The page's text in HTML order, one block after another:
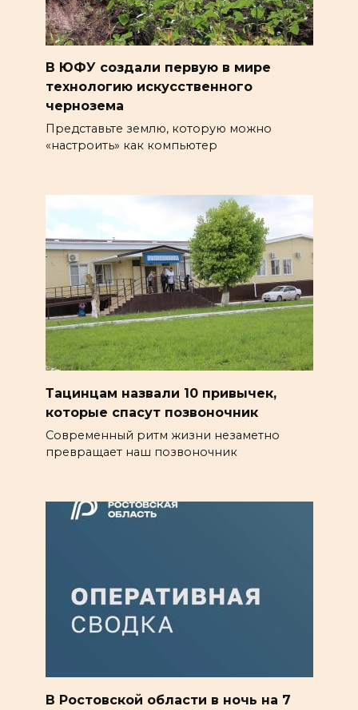
В ЮФУ создали первую в мире
технологию искусственного
чернозема
Представьте землю, которую можно
«настроить» как компьютер
Тацинцам назвали 10 привычек,
которые спасут позвоночник
Современный ритм жизни незаметно
превращает наш позвоночник
В Ростовской области в ночь на 7